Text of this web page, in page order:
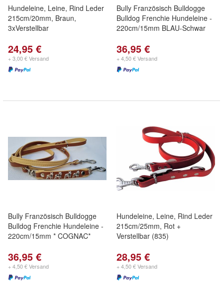
Hundeleine, Leine, Rind Leder
215cm/20mm, Braun,
3xVerstellbar
24,95 €
+ 3,00 € Versand
Bully Französisch Bulldogge
Bulldog Frenchie Hundeleine -
220cm/15mm BLAU-Schwar
36,95 €
+ 4,50 € Versand
Bully Französisch Bulldogge
Bulldog Frenchie Hundeleine -
220cm/15mm * COGNAC*
36,95 €
+ 4,50 € Versand
Hundeleine, Leine, Rind Leder
215cm/25mm, Rot +
Verstellbar (835)
28,95 €
+ 4,50 € Versand